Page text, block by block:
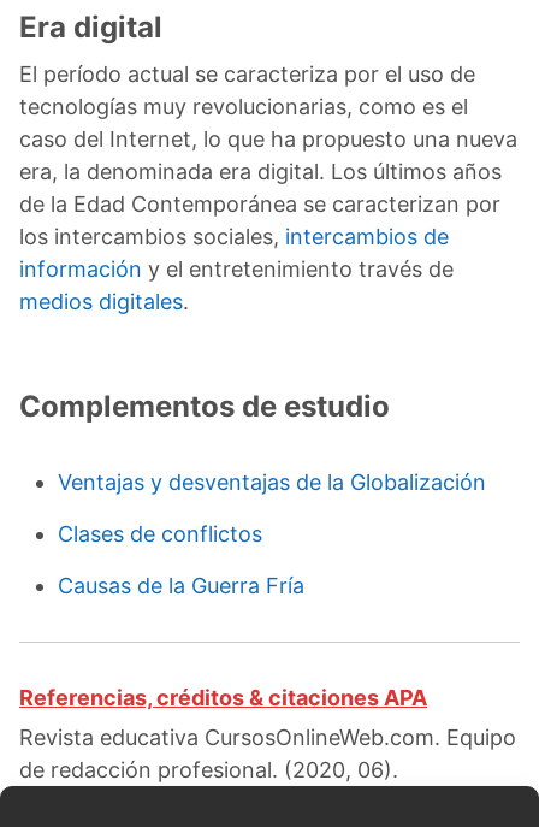
Era digital
El período actual se caracteriza por el uso de
tecnologías muy revolucionarias, como es el
caso del Internet, lo que ha propuesto una nueva
era, la denominada era digital. Los últimos años
de la Edad Contemporánea se caracterizan por
los intercambios sociales, intercambios de
información y el entretenimiento través de
medios digitales.
Complementos de estudio
Ventajas y desventajas de la Globalización
Clases de conflictos
Causas de la Guerra Fría
Referencias, créditos & citaciones APA
Revista educativa CursosOnlineWeb.com. Equipo
de redacción profesional. (2020, 06).